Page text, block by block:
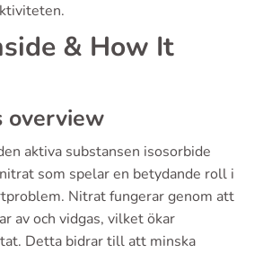
& How It
overview
aktiva substansen isosorbide
som spelar en betydande roll i
Nitrat fungerar genom att
av och vidgas, vilket ökar
Detta bidrar till att minska